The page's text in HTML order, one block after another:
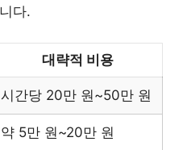
다.
대략적 비용
시간당 20만 원~50만 원
약 5만 원~20만 원